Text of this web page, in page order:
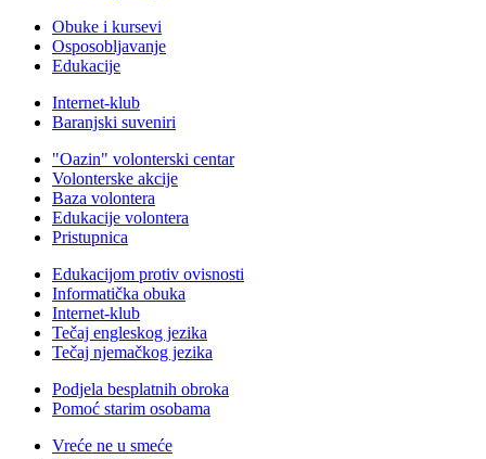
Obuke i kursevi
Osposobljavanje
Edukacije
Internet-klub
Baranjski suveniri
"Oazin" volonterski centar
Volonterske akcije
Baza volontera
Edukacije volontera
Pristupnica
Edukacijom protiv ovisnosti
Informatička obuka
Internet-klub
Tečaj engleskog jezika
Tečaj njemačkog jezika
Podjela besplatnih obroka
Pomoć starim osobama
Vreće ne u smeće